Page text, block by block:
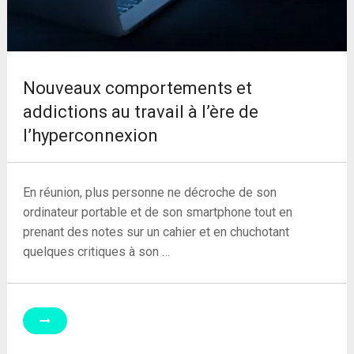
Nouveaux comportements et
addictions au travail à l’ère de
l’hyperconnexion
En réunion, plus personne ne décroche de son
ordinateur portable et de son smartphone tout en
prenant des notes sur un cahier et en chuchotant
quelques critiques à son …